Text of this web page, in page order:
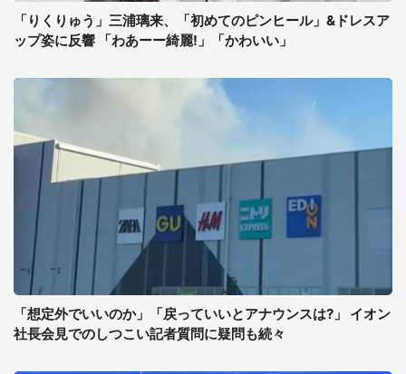
「りくりゅう」三浦璃来、「初めてのピンヒール」&ドレスア
ップ姿に反響 「わあーー綺麗!」「かわいい」
「想定外でいいのか」「戻っていいとアナウンスは?」 イオン
社長会見でのしつこい記者質問に疑問も続々